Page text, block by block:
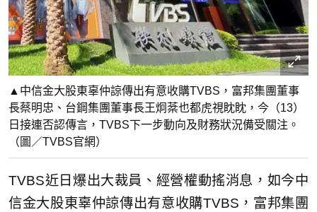
▲中信金大股東辜仲諒傳出有意收購TVBS，富邦集團董事
長蔡明忠、台鋼集團董事長王炯棻也都虎視眈眈，今（13）
日接連否認傳言，TVBS下一步動向及財務狀況備受關注。
（圖／TVBS官網）
TVBS近日爆出大裁員、經營權動搖消息，如今中
信金大股東辜仲諒傳出有意收購TVBS，富邦集團